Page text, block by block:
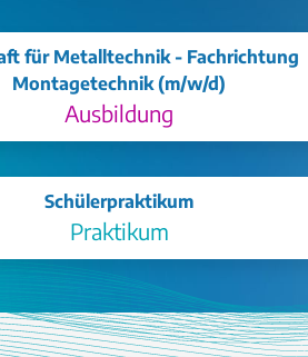
für Metalltechnik - Fachrichtung
Montagetechnik (m/w/d)
Ausbildung
Schülerpraktikum
Praktikum